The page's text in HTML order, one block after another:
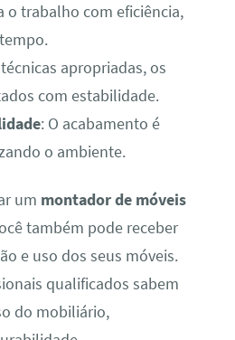
o trabalho com eficiência,
apropriadas, os
com estabilidade.
: O acabamento é
o ambiente.
um montador de móveis
também pode receber
e uso dos seus móveis.
qualificados sabem
do mobiliário,